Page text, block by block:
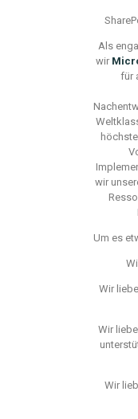
Al s eng
wir
für
V
wir
Um es
Wir
Wir
Wir